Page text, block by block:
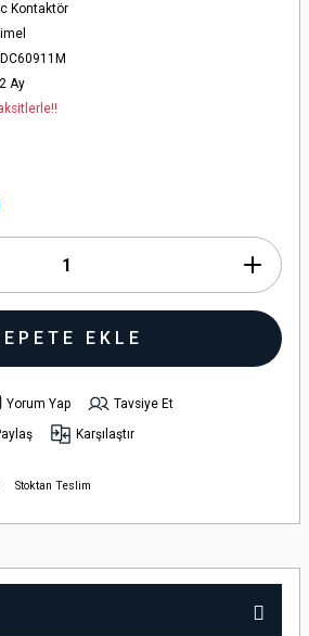
Kontaktör
Ay
EKLE
Yorum Yap
Tavsiye Et
Karşılaştır
Stoktan Teslim